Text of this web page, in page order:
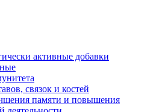
активные добавки
связок и костей
памяти и повышения